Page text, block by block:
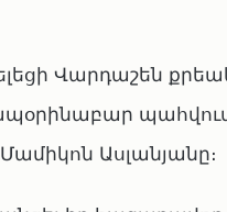
Վարդաշեն
Ասլանյանը։